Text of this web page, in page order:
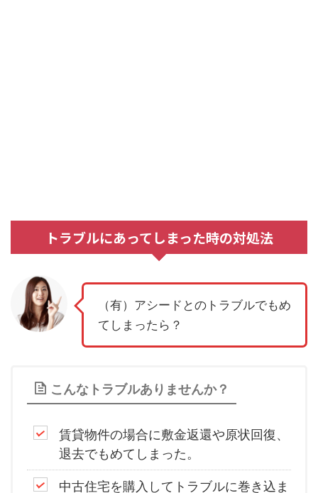
トラブルにあってしまった時の対処法
（有）アシードとのトラブルでもめ
てしまったら？
こんなトラブルありませんか？
賃貸物件の場合に敷金返還や原状回復、
退去でもめてしまった。
中古住宅を購入してトラブルに巻き込ま